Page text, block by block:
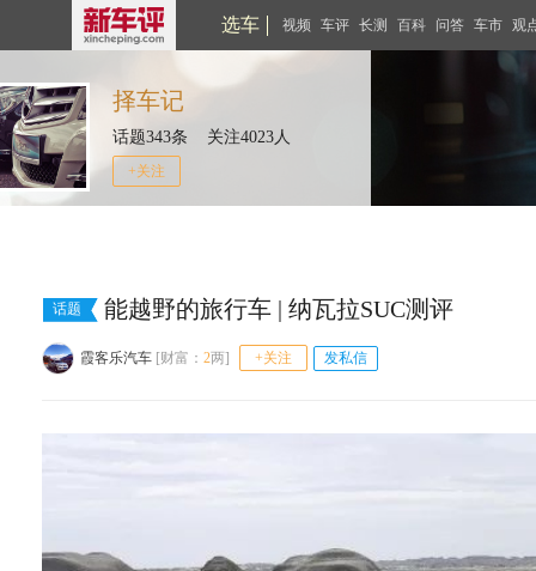
选车 视频 车评 长测 百科 问答 车市 观
择车记
话题343条 关注4023人
+关注
话题 能越野的旅行车 | 纳瓦拉SUC测评
霞客乐汽车 [财富： 2两] +关注 发私信